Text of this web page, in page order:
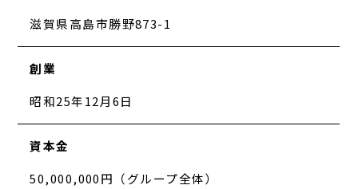
滋賀県高島市勝野873-1
創業
昭和25年12月6日
資本金
50,000,000円（グループ全体）